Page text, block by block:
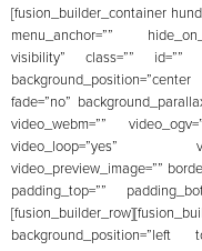
[fusion_builder_container
menu_anchor=””
visibility” class=”” id=””
fade=”no”
video_webm=””
video_loop=”yes”
video_preview_image=””
padding_top=””
background_position=”left